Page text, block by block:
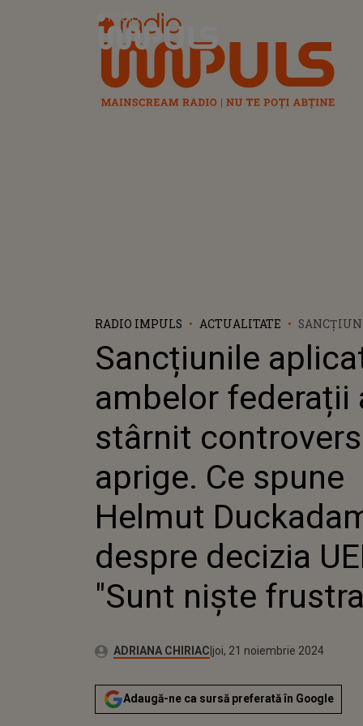
Radio Impuls
RADIO IMPULS ACTUALITATE
STÂRNIT
APRIGE. CE
HELMUT
DESPRE
"SUNT
Sancțiunile
ambelor federații
stârnit
aprige. Ce spune
Helmut
despre decizia
"Sunt niște
Autor:ADRIANA CHIRIACPublicat:
joi, 21 noiembrie 2024
Actualizat:
joi, 21 noiembrie 2024
Adaugă-ne ca sursă preferată în Google